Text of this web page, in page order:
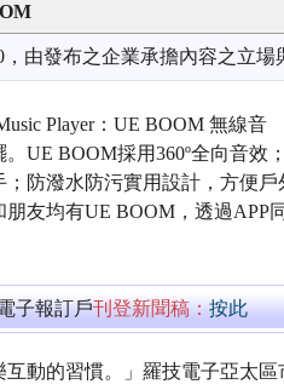
，由發布之企業承擔內容之立場
Player：UE BOOM 無線音
UE BOOM採用360º全向音效；
防潑水防污實用設計，方便戶
友均有UE BOOM，透過APP同
子報訂戶刊登新聞稿：按此
動的習慣。」羅技電子亞太